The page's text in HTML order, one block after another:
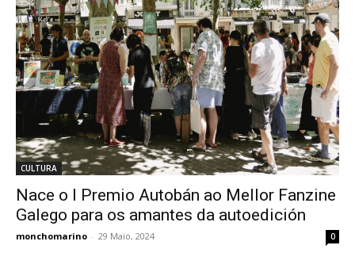
CULTURA
Nace o I Premio Autobán ao Mellor Fanzine
Galego para os amantes da autoedición
monchomarino - 29 Maio, 2024 0